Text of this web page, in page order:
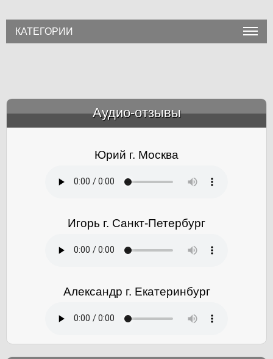
КАТЕГОРИИ
Аудио-отзывы
Юрий г. Москва
Игорь г. Санкт-Петербург
Александр г. Екатеринбург